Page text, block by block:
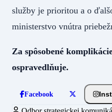
služby je prioritou a o
ministerstvo vnútra
Za spôsobené
ospravedlňuje.
Facebook